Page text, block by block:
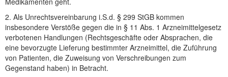
2. Als Unrechtsvereinbarung i.S.d. § 299 StGB kommen
insbesondere Verstöße gegen die in § 11 Abs. 1 Arzneimittelgesetz
verbotenen Handlungen (Rechtsgeschäfte oder Absprachen, die
eine bevorzugte Lieferung bestimmter Arzneimittel, die Zuführung
von Patienten, die Zuweisung von Verschreibungen zum
Gegenstand haben) in Betracht.